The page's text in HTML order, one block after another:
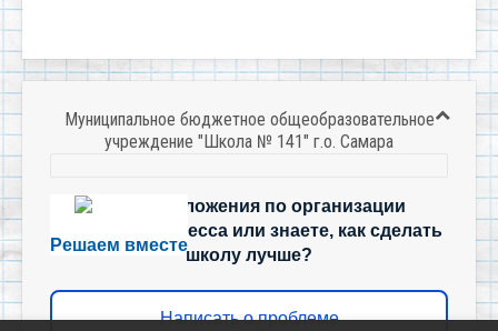
Муниципальное бюджетное общеобразовательное
учреждение "Школа № 141" г.о. Самара
Решаем вместе
Есть предложения по организации
учебного процесса или знаете, как сделать
школу лучше?
Написать о проблеме